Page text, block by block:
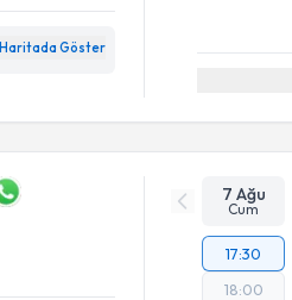
Haritada Göster
7 Ağu
Cum
17:30
18:00